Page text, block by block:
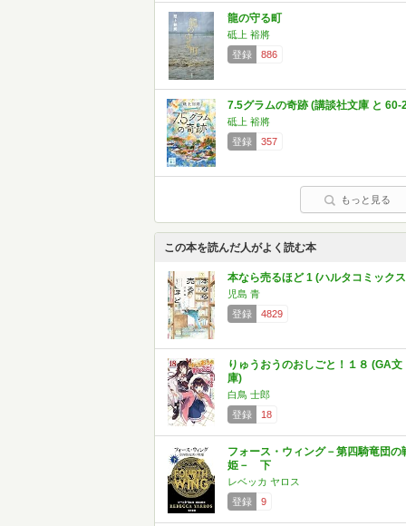
龍の守る町
砥上 裕將
登録
886
7.5グラムの奇跡 (講談社文庫 と 60-
砥上 裕將
登録
357
もっと見る
この本を読んだ人がよく読む本
本なら売るほど 1 (ハルタコミック
児島 青
登録
4829
りゅうおうのおしごと！１８ (GA文
庫)
白鳥 士郎
登録
18
フォース・ウィング－第四騎竜団の
姫－ 下
レベッカ ヤロス
登録
9